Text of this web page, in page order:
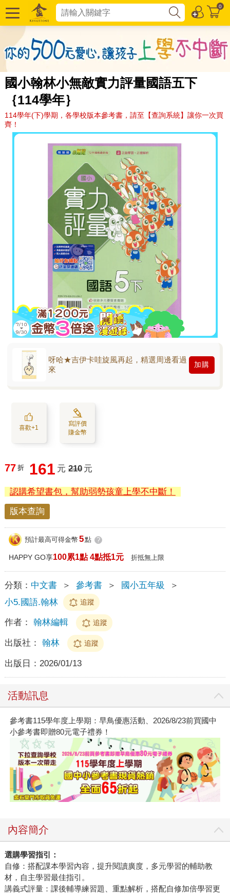
0
國小翰林小無敵實力評量國語五下
｛114學年｝
114學年(下)學期，各學校版本參考書，請至【查詢系統】讓你一次買
齊！
呀哈★吉伊卡哇旋風再起，精選周邊看過
來
加購
喜歡+1
寫評價
賺金幣
77 折 161 元 210 元
認購希望書包，幫助弱勢孩童上學不中斷！
版本查詢
預計最高可得金幣 5點 ?
HAPPY GO享100累1點 4點抵1元 折抵無上限
分類： 中文書 ＞ 參考書 ＞ 國小五年級
＞
小5.國語.翰林
追蹤
作者： 翰林編輯 追蹤
出版社： 翰林 追蹤
出版日： 2026/01/13
活動訊息
參考書115學年度上學期：早鳥優惠活動、2026/8/23前買國中
小參考書即贈80元電子禮券！
內容簡介
選購學習指引：
自修：搭配課本學習內容，提升閱讀廣度，多元學習的輔助教
材，自主學習最佳指引。
講義式評量：課後輔導練習題、重點解析，搭配自修加倍學習更